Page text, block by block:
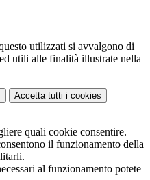
utilizzati si avvalgono di
utili alle finalità illustrate nella
Accetta tutti i cookies
quali cookie consentire.
il funzionamento della
al funzionamento potete